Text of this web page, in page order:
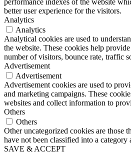
performance indexes of the website
better user experience for the visitors.
Analytics
Analytics
Analytical cookies are used to
the website. These cookies help
number of visitors, bounce rate, traffic
Advertisement
Advertisement
Advertisement cookies are used to
and marketing campaigns. These
websites and collect information to
Others
Others
Other uncategorized cookies are those
have not been classified into a category
SAVE & ACCEPT